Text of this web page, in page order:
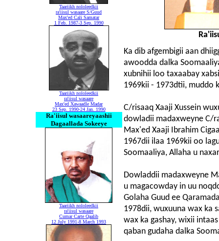
Taariikh nololeedkii
ra'iisul wasaare S/Guud
Max'ed Cali Samatar
1 Feb. 1987-3 Sep. 1990
Taariikh nololeedkii
ra'iisul wasaare
Max'ed Xawaadle Madar
23 Sep. 1990-24 Jan. 1990
Ra'iisul wasaareyaashii
Dagaallada Sokeeye
Taariikh nololeedkii
ra'iisul wasaare
Cumar Carte Qaalib
12 July 1991-8 March 1993
Ka dib afgembigii aan
awoodda dalka
xubnihii loo taxaabay
1969kii - 1973dtii, muddo
C/risaaq Xaaji Xussein
dowladii madaxweyne C/
Max'ed Xaaji Ibrahim
1967dii ilaa 1969kii oo
Soomaaliya, Allaha u
Dowladdii madaxweyne
u magacowday in uu
Golaha Guud ee
1978dii, wuxuuna wax ka
wax ka gashay, wixii
qaban gudaha dalka